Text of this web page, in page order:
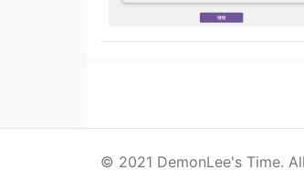
© 2021 DemonLee's Time.